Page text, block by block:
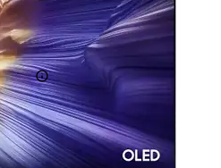
2148Basado en 2148
valoraciones